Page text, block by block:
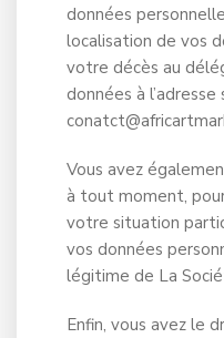
données
localisation de vos
votre décès au
données à l’adresse
Vous avez
à tout moment,
votre situation
vos données
légitime de La
Enfin, vous avez le